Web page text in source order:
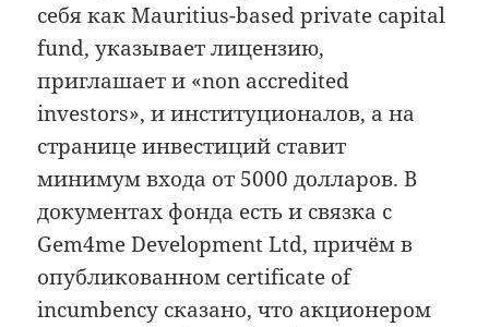
себя как Mauritius-based private capital
fund, указывает лицензию,
приглашает и «non accredited
investors», и институционалов, а на
странице инвестиций ставит
минимум входа от 5000 долларов. В
документах фонда есть и связка с
Gem4me Development Ltd, причём в
опубликованном certificate of
incumbency сказано, что акционером